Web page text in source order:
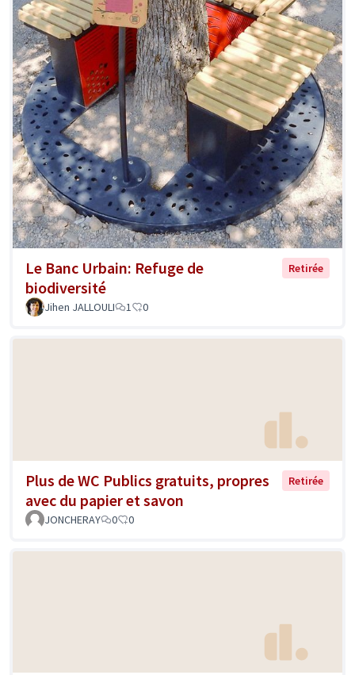
Le Banc Urbain: Refuge de
biodiversité
Retirée
Jihen JALLOULI 1 0
Plus de WC Publics gratuits, propres
avec du papier et savon
Retirée
JONCHERAY 0 0